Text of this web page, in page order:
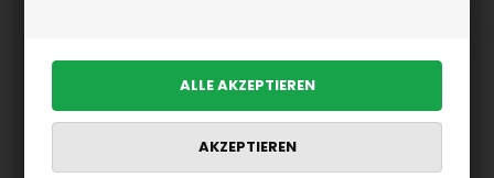
Ausgewählte Artikel